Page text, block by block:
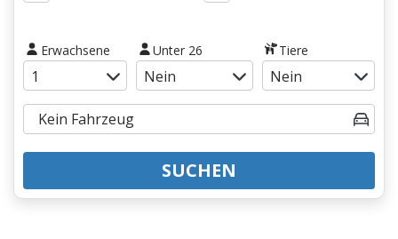
Erwachsene Unter 26 Tiere
SUCHEN